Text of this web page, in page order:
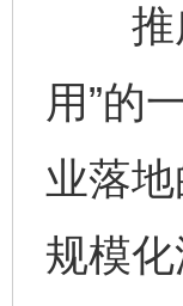
推广
用”的
业落
规模化